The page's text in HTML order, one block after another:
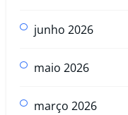
junho 2026
maio 2026
março 2026